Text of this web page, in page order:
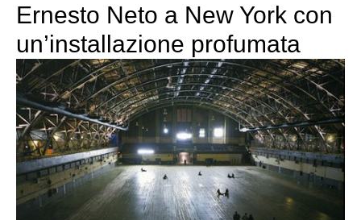
Ernesto Neto a New York con
un’installazione profumata